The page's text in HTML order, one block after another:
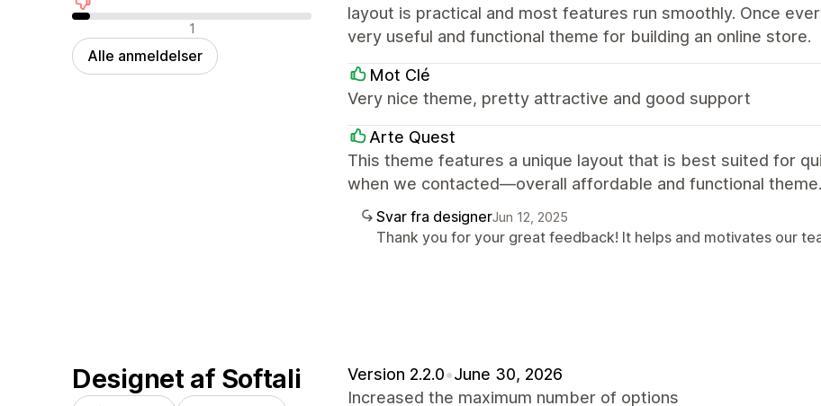
Negative anmeldelser
1
Alle anmeldelser
layout is practical and most features run smoothly. Once
very useful and functional theme for building an online store.
Mot Clé
Very nice theme, pretty attractive and good support
Arte Quest
This theme features a unique layout that is best suited for
when we contacted—overall affordable and functional theme.
Svar fra designerJun 12, 2025
Thank you for your great feedback! It helps and motivates our
Designet af Softali Version 2.2.0•June 30, 2026
Increased the maximum number of options